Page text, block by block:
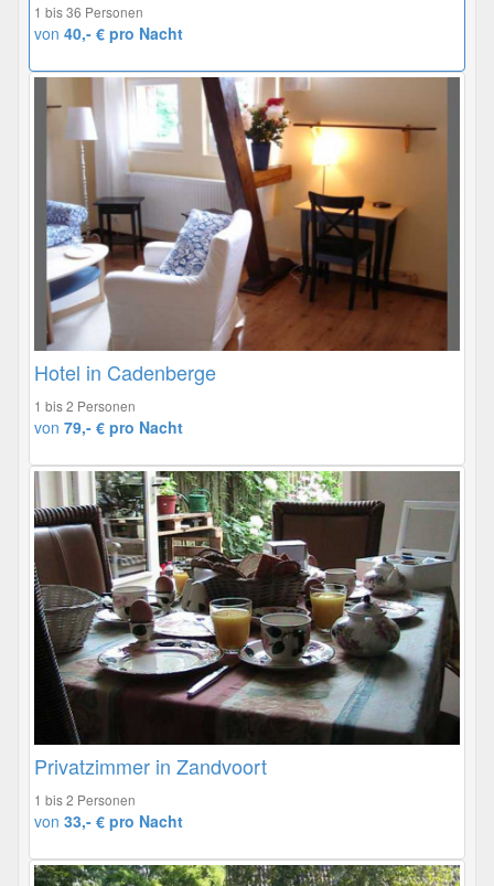
1 bis 36 Personen
von 40,- € pro Nacht
Hotel in Cadenberge
1 bis 2 Personen
von 79,- € pro Nacht
Privatzimmer in Zandvoort
1 bis 2 Personen
von 33,- € pro Nacht